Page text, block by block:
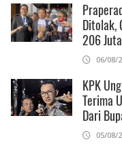
Ditolak,
206 Juta
06/08/
KPK
Terima
Dari
05/08/